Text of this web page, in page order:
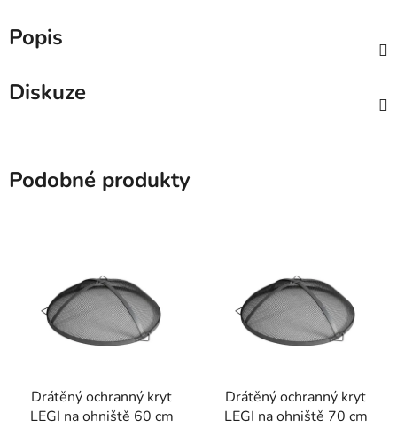
Popis
Diskuze
Podobné produkty
Drátěný ochranný kryt
LEGI na ohniště 60 cm
Drátěný ochranný kryt
LEGI na ohniště 70 cm